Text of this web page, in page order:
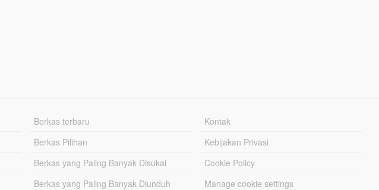
Berkas terbaru
Berkas Pilihan
Berkas yang Paling Banyak Disukai
Berkas yang Paling Banyak Diunduh
Kontak
Kebijakan Privasi
Cookie Policy
Manage cookie settings